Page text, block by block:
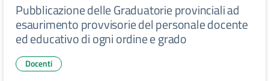
Pubblicazione delle Graduatorie provinciali ad
esaurimento provvisorie del personale docente
ed educativo di ogni ordine e grado
Docenti